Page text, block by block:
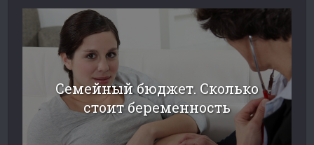
Семейный бюджет. Сколько
стоит беременность